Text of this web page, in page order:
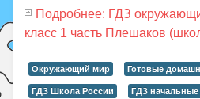
Подробнее: ГДЗ
класс 1 часть Плешаков
Окружающий мир Готовые
ГДЗ Школа России ГДЗ начальные